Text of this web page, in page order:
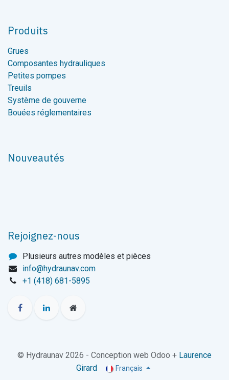
Produits
Grues
Composantes hydrauliques
Petites pompes
Treuils
Système de gouverne
Bouées réglementaires
Nouveautés
Rejoignez-nous
Plusieurs autres modèles et pièces
info@hydraunav.com
+1 (418) 681-5895
© Hydraunav 2026 - Conception web Odoo + Laurence
Girard
Français